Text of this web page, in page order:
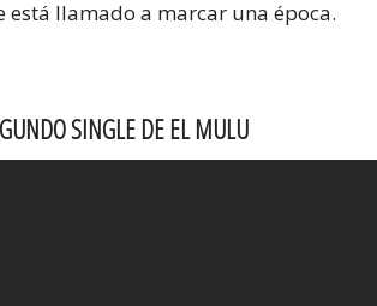
llamado a marcar una época.
SINGLE DE EL MULU